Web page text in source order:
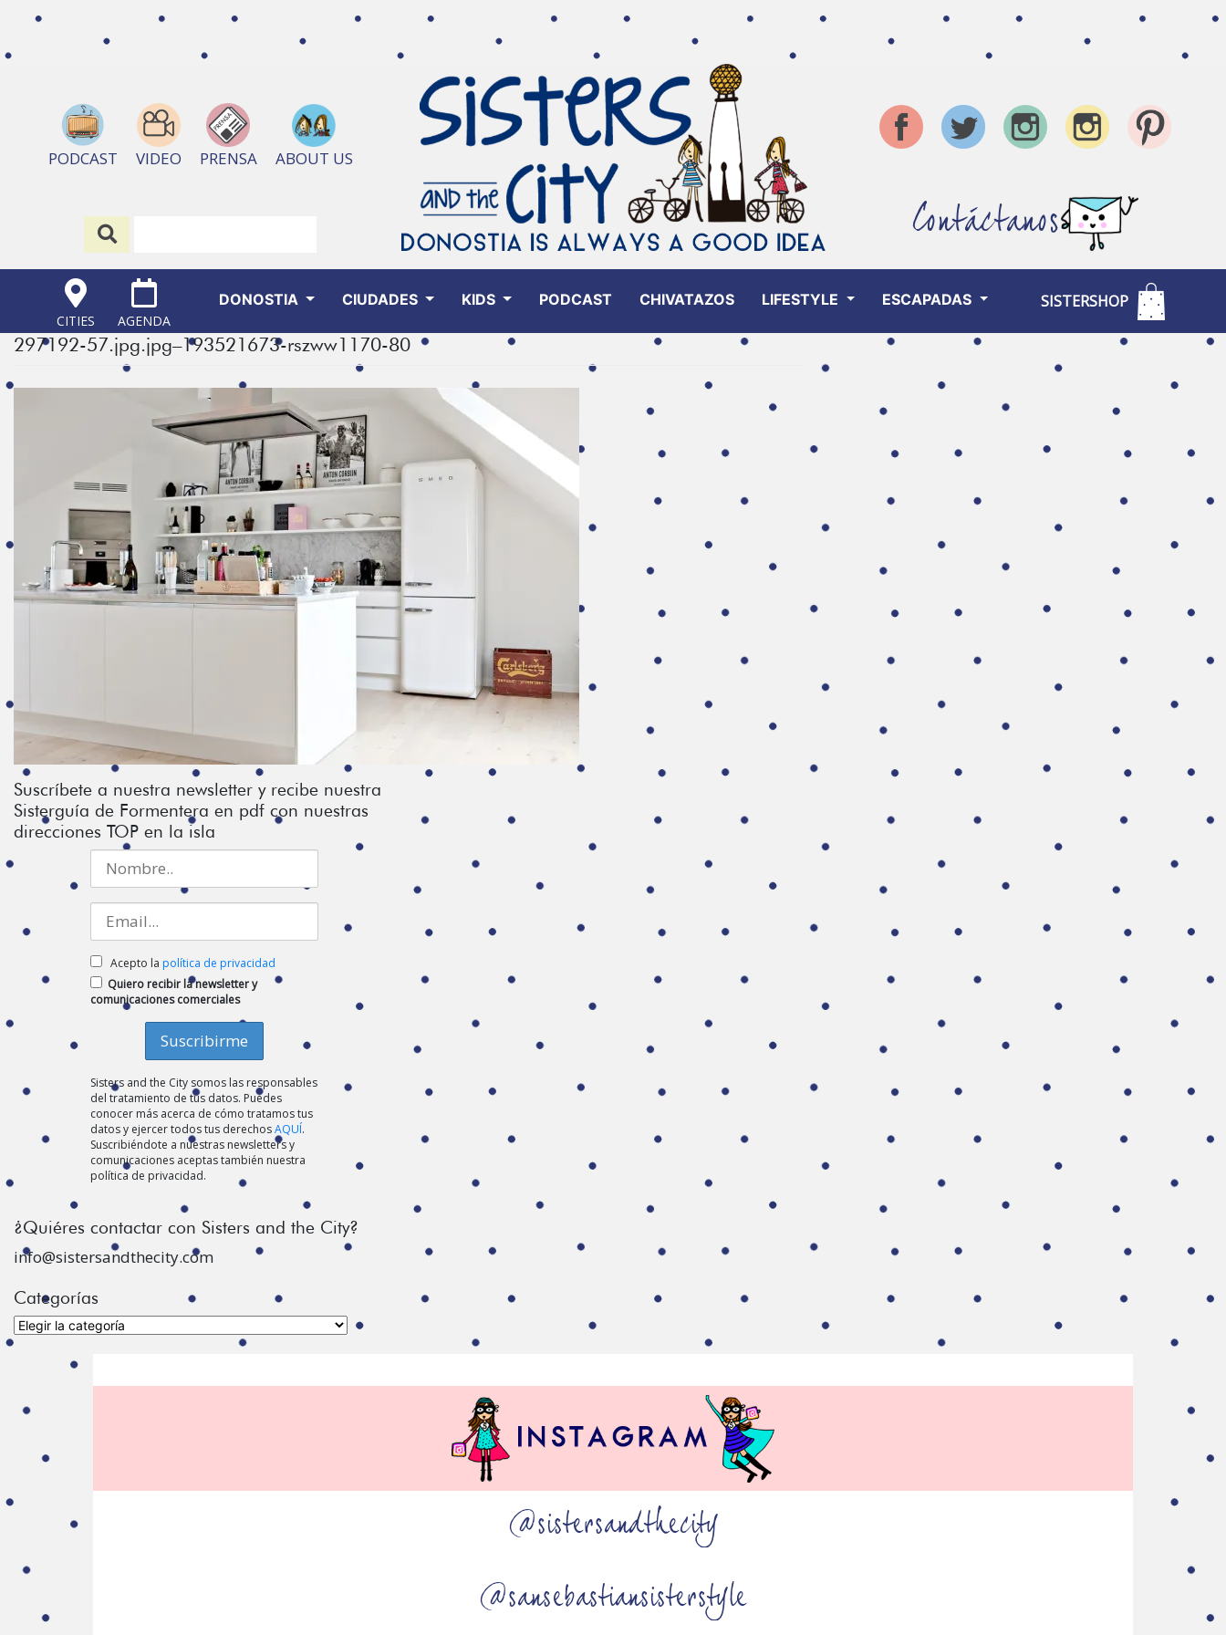
PODCAST VIDEO PRENSA ABOUT US
Contáctanos
CITIES AGENDA
DONOSTIA CIUDADES KIDS PODCAST CHIVATAZOS LIFESTYLE ESCAPADAS SISTERSHOP
297192-57.jpg.jpg–193521673-rszww1170-80
Suscríbete a nuestra newsletter y recibe nuestra
Sisterguía de Formentera en pdf con nuestras
direcciones TOP en la isla
Acepto la política de privacidad
Quiero recibir la newsletter y
comunicaciones comerciales
Sisters and the City somos las responsables
del tratamiento de tus datos. Puedes
conocer más acerca de cómo tratamos tus
datos y ejercer todos tus derechosAQUÍ.
Suscribiéndote a nuestras newsletters y
comunicaciones aceptas también nuestra
política de privacidad.
¿Quiéres contactar con Sisters and the City?
info@sistersandthecity.com
Categorías
Categorías
@sistersandthecity
@sansebastiansisterstyle